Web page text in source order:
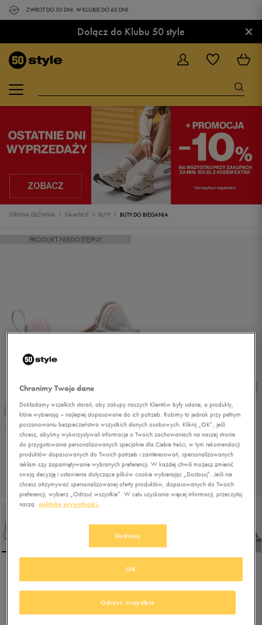
ZWROT DO 30 DNI. W KLUBIE DO 60 DNI.
Dołącz do Klubu 50 style ×
STRONA GŁÓWNA DAMSKIE BUTY BUTY DO BIEGANIA
PRODUKT NIEDOSTĘPNY
PUMA PACER NEXT
0.0
Chronimy Twoje dane
Dokładamy wszelkich starań, aby zakupy naszych Klientów były udane, a produkty,
które wybierają – najlepiej dopasowane do ich potrzeb. Robimy to jednak przy pełnym
poszanowaniu bezpieczeństwa wszystkich danych osobowych. Kliknij „OK”, jeśli
chcesz, abyśmy wykorzystywali informacje o Twoich zachowaniach na naszej stronie
do przygotowania personalizowanych specjalnie dla Ciebie treści, w tym rekomendacji
produktów dopasowanych do Twoich potrzeb i zainteresowań, spersonalizowanych
reklam czy zapamiętywanie wybranych preferencji. W każdej chwili możesz zmienić
swoją decyzję i ustawienia dotyczące plików cookie wybierając „Dostosuj”. Jeśli nie
chcesz otrzymywać spersonalizowanej oferty produktów, dopasowanych do Twoich
preferencji, wybierz „Odrzuć wszystkie”. W celu uzyskania więcej informacji, przeczytaj
naszą
politykę prywatności.
Dostosuj
Odrzuć wszystkie
OK